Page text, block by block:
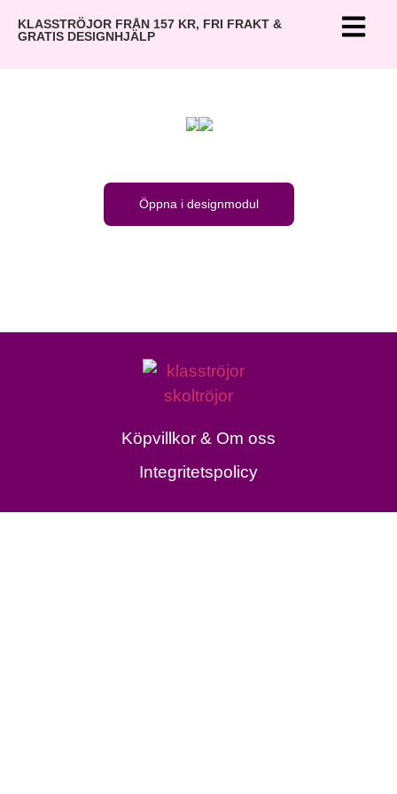
KLASSTRÖJOR FRÅN 157 KR, FRI FRAKT &
GRATIS DESIGNHJÄLP
Öppna i designmodul
Köpvillkor & Om oss
Integritetspolicy